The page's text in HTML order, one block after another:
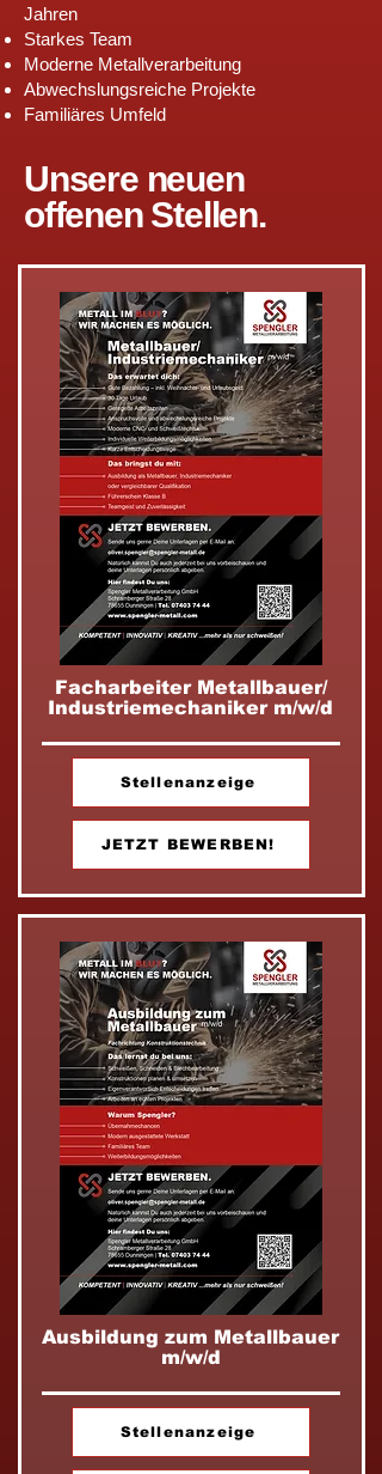
Jahren
Starkes Team
Moderne Metallverarbeitung
Abwechslungsreiche Projekte
Familiäres Umfeld
Unsere neuen
offenen Stellen.
Facharbeiter Metallbauer/
Industriemechaniker m/w/d
Stellenanzeige
JETZT BEWERBEN!
Ausbildung zum Metallbauer
m/w/d
Stellenanzeige